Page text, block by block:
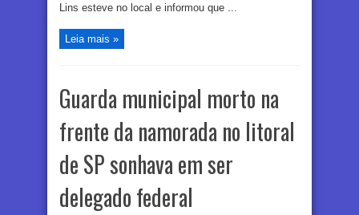
Lins esteve no local e informou que ...
Leia mais »
Guarda municipal morto na
frente da namorada no litoral
de SP sonhava em ser
delegado federal